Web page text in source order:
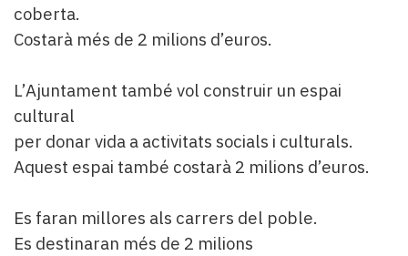
coberta.
Costarà més de 2 milions d’euros.
L’Ajuntament també vol construir un espai
cultural
per donar vida a activitats socials i culturals.
Aquest espai també costarà 2 milions d’euros.
Es faran millores als carrers del poble.
Es destinaran més de 2 milions